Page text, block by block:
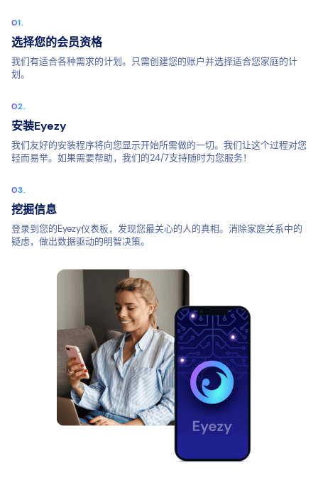
选择您的会员资格
我们有适合各种需求的计划。只需创建您的账户并选择适合您家庭的计
划。
安装Eyezy
我们友好的安装程序将向您显示开始所需做的一切。我们让这个过程对您
轻而易举。如果需要帮助，我们的24/7支持随时为您服务！
挖掘信息
登录到您的Eyezy仪表板，发现您最关心的人的真相。消除家庭关系中的
疑虑，做出数据驱动的明智决策。